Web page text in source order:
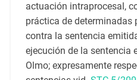
actuación intraprocesal,
práctica de determinadas
contra la sentencia
ejecución de la sentencia
Olmo; expresamente